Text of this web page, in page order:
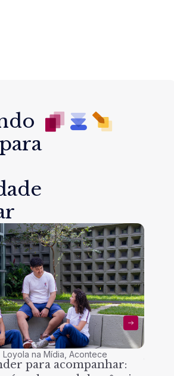
Loyola na Mídia ,Acontece
para acompanhar: